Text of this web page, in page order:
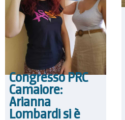
Congresso PRC
Camaiore:
Arianna
Lombardi si è